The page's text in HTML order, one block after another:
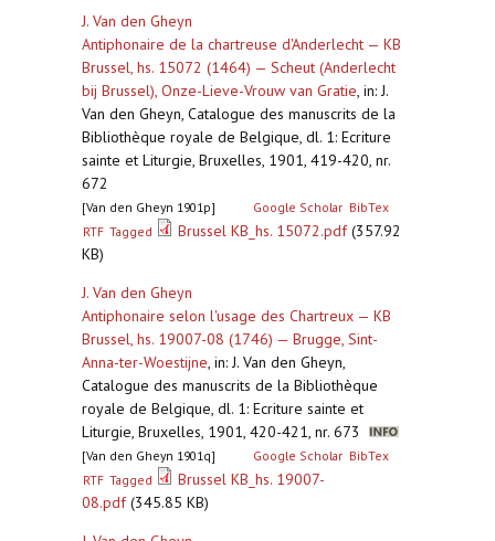
J. Van den Gheyn
Antiphonaire de la chartreuse d'Anderlecht — KB
Brussel, hs. 15072 (1464) — Scheut (Anderlecht
bij Brussel), Onze-Lieve-Vrouw van Gratie, in: J.
Van den Gheyn, Catalogue des manuscrits de la
Bibliothèque royale de Belgique, dl. 1: Ecriture
sainte et Liturgie, Bruxelles, 1901, 419-420, nr.
672
[Van den Gheyn 1901p] Google Scholar BibTex
RTF Tagged Brussel KB_hs. 15072.pdf(357.92
KB)
J. Van den Gheyn
Antiphonaire selon l'usage des Chartreux — KB
Brussel, hs. 19007-08 (1746) — Brugge, Sint-
Anna-ter-Woestijne, in: J. Van den Gheyn,
Catalogue des manuscrits de la Bibliothèque
royale de Belgique, dl. 1: Ecriture sainte et
Liturgie, Bruxelles, 1901, 420-421, nr. 673
[Van den Gheyn 1901q] Google Scholar BibTex
RTF Tagged
Brussel KB_hs. 19007-
08.pdf(345.85 KB)